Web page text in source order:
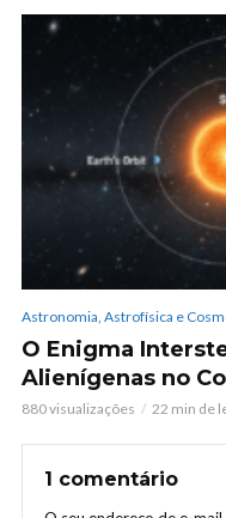
Astronomia, Astrofísica e
O Enigma
Alienígenas no
880 visualizações 22 min de
1 comentário